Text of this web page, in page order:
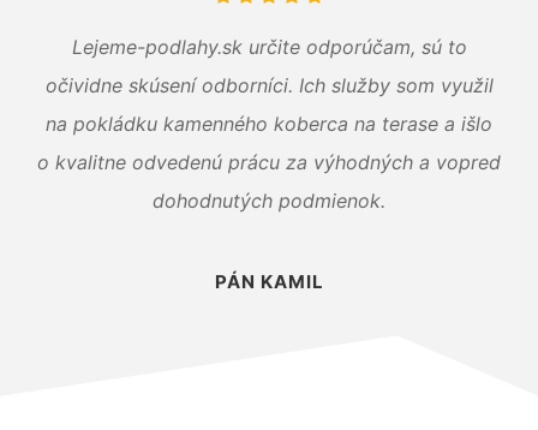
Lejeme-podlahy.sk určite odporúčam, sú to
očividne skúsení odborníci. Ich služby som využil
na pokládku kamenného koberca na terase a išlo
o kvalitne odvedenú prácu za výhodných a vopred
dohodnutých podmienok.
PÁN KAMIL